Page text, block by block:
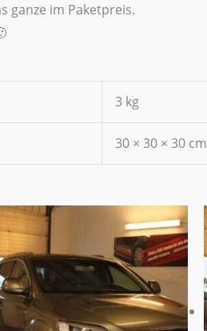
ganze im Paketpreis.
3 kg
30 × 30 × 30 cm